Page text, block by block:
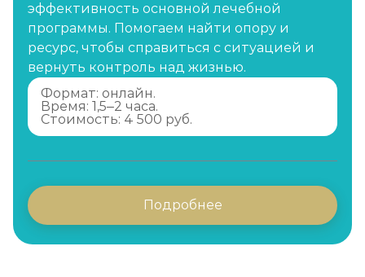
эффективность основной лечебной
программы. Помогаем найти опору и
ресурс, чтобы справиться с ситуацией и
вернуть контроль над жизнью.
Формат: онлайн.
Время: 1,5–2 часа.
Стоимость: 4 500 руб.
Подробнее